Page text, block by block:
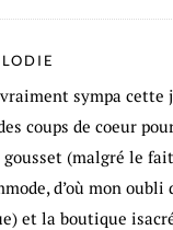
sympa cette
coups de coeur
(malgré le
d’où mon oubli
et la boutique